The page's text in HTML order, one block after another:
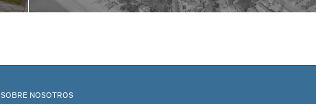
SOBRE NOSOTROS